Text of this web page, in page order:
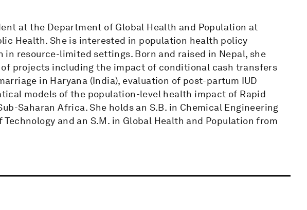
at the Department of Global Health and Population at
Health. She is interested in population health policy
in resource-limited settings. Born and raised in Nepal, she
projects including the impact of conditional cash transfers
in Haryana (India), evaluation of post-partum IUD
models of the population-level health impact of Rapid
Saharan Africa. She holds an S.B. in Chemical Engineering
and an S.M. in Global Health and Population from